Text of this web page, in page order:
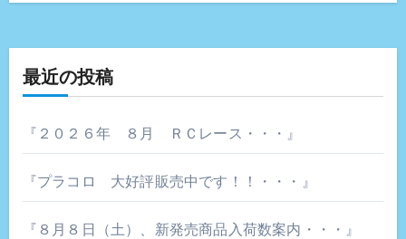
シ
ョ
ン
最近の投稿
『２０２６年 ８月 ＲＣレース・・・』
『プラコロ 大好評販売中です！！・・・』
『８月８日（土）、新発売商品入荷数案内・・・』